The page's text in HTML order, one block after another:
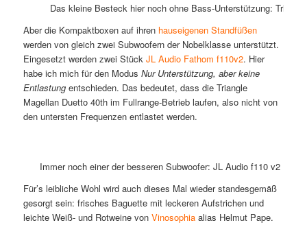
Das kleine Besteck hier noch ohne Bass-Unterstützung:
Aber die Kompaktboxen auf ihren hauseigenen Standfüßen
werden von gleich zwei Subwoofern der Nobelklasse unterstützt.
Eingesetzt werden zwei Stück JL Audio Fathom f110v2. Hier
habe ich mich für den Modus Nur Unterstützung, aber keine
Entlastungentschieden. Das bedeutet, dass die Triangle
Magellan Duetto 40th im Fullrange-Betrieb laufen, also nicht von
den untersten Frequenzen entlastet werden.
Immer noch einer der besseren Subwoofer: JL Audio f110 v2
Für’s leibliche Wohl wird auch dieses Mal wieder standesgemäß
gesorgt sein: frisches Baguette mit leckeren Aufstrichen und
leichte Weiß- und Rotweine von Vinosophiaalias Helmut Pape.